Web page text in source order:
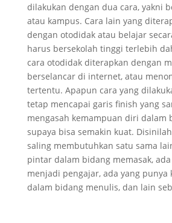
dilakukan dengan dua cara, yakni
atau kampus. Cara lain yang
dengan otodidak atau belajar
harus bersekolah tinggi terlebih
cara otodidak diterapkan dengan
berselancar di internet, atau
tertentu. Apapun cara yang
tetap mencapai garis finish yang
mengasah kemampuan diri dalam
supaya bisa semakin kuat.
saling membutuhkan satu sama
pintar dalam bidang memasak,
menjadi pengajar, ada yang punya
dalam bidang menulis, dan lain